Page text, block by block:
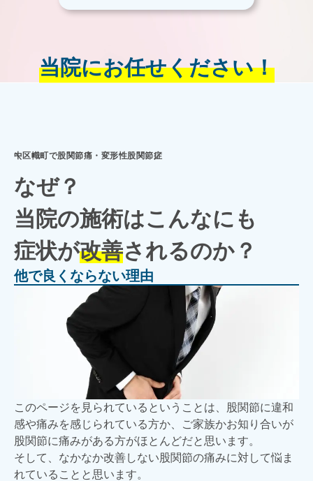
当院にお任せください！
中区幟町で股関節痛・変形性股関節症
なぜ？
当院の施術はこんなにも
症状が改善されるのか？
他で良くならない理由
このページを見られているということは、股関節に違和
感や痛みを感じられている方か、ご家族かお知り合いが
股関節に痛みがある方がほとんどだと思います。
そして、なかなか改善しない股関節の痛みに対して悩ま
れていることと思います。